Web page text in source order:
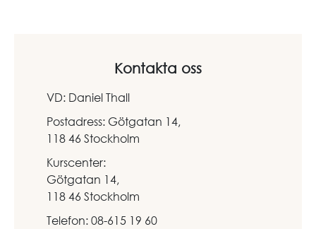
Kontakta oss
VD: Daniel Thall
Postadress: Götgatan 14,
118 46 Stockholm
Kurscenter:
Götgatan 14,
118 46 Stockholm
Telefon: 08-615 19 60